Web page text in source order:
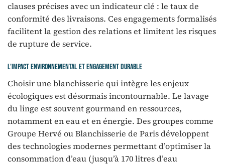
clauses précises avec un indicateur clé : le taux de
conformité des livraisons. Ces engagements formalisés
facilitent la gestion des relations et limitent les risques
de rupture de service.
L’impact environnemental et engagement durable
Choisir une blanchisserie qui intègre les enjeux
écologiques est désormais incontournable. Le lavage
du linge est souvent gourmand en ressources,
notamment en eau et en énergie. Des groupes comme
Groupe Hervé ou Blanchisserie de Paris développent
des technologies modernes permettant d’optimiser la
consommation d’eau (jusqu’à 170 litres d’eau